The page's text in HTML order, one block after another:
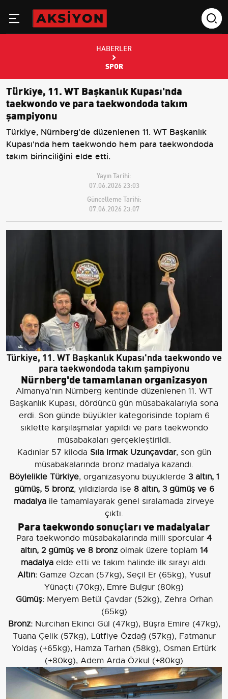
HABERLER
SPOR
Türkiye, 11. WT Başkanlık Kupası'nda
taekwondo ve para taekwondoda takım
şampiyonu
Türkiye, Nürnberg'de düzenlenen 11. WT Başkanlık
Kupası'nda hem taekwondo hem para taekwondoda
takım birinciliğini elde etti.
Yayın Tarihi:
07.06.2026 23:03
Güncelleme Tarihi:
07.06.2026 23:07
Türkiye, 11. WT Başkanlık Kupası'nda taekwondo ve
para taekwondoda takım şampiyonu
Nürnberg'de tamamlanan organizasyon
Almanya'nın Nürnberg kentinde düzenlenen 11. WT
Başkanlık Kupası, dördüncü gün müsabakalarıyla sona
erdi. Son günde büyükler kategorisinde toplam 6
sıklette karşılaşmalar yapıldı ve para taekwondo
müsabakaları gerçekleştirildi.
Kadınlar 57 kiloda Sıla Irmak Uzunçavdar, son gün
müsabakalarında bronz madalya kazandı.
Böylelikle Türkiye, organizasyonu büyüklerde 3 altın, 1
gümüş, 5 bronz, yıldızlarda ise 8 altın, 3 gümüş ve 6
madalya ile tamamlayarak genel sıralamada zirveye
çıktı.
Para taekwondo sonuçları ve madalyalar
Para taekwondo müsabakalarında milli sporcular 4
altın, 2 gümüş ve 8 bronzolmak üzere toplam 14
madalyaelde etti ve takım halinde ilk sırayı aldı.
Altın:Gamze Özcan (57kg), Seçil Er (65kg), Yusuf
Yünaçtı (70kg), Emre Bulgur (80kg)
Gümüş:Meryem Betül Çavdar (52kg), Zehra Orhan
(65kg)
Bronz:Nurcihan Ekinci Gül (47kg), Büşra Emire (47kg),
Tuana Çelik (57kg), Lütfiye Özdağ (57kg), Fatmanur
Yoldaş (+65kg), Hamza Tarhan (58kg), Osman Ertürk
(+80kg), Adem Arda Özkul (+80kg)